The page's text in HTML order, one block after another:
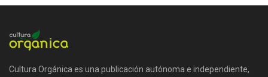
Cultura Orgánica es una publicación autónoma e independiente,